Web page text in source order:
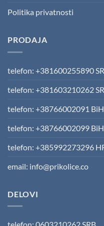
Politika privatnosti
PRODAJA
telefon: +381600255890
telefon: +381603210262
telefon: +38766002091 BiH
telefon: +38766002099 BiH
telefon: +385992273296
email: info@prikolice.co
DELOVI